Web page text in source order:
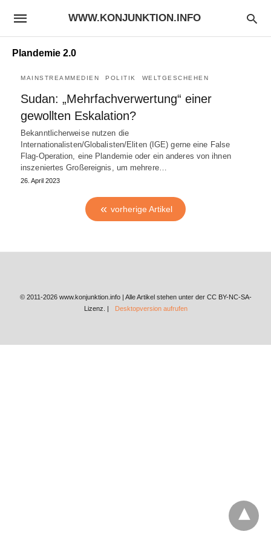
WWW.KONJUNKTION.INFO
Plandemie 2.0
MAINSTREAMMEDIEN POLITIK WELTGESCHEHEN
Sudan: „Mehrfachverwertung“ einer
gewollten Eskalation?
Bekanntlicherweise nutzen die
Internationalisten/Globalisten/Eliten (IGE) gerne eine False
Flag-Operation, eine Plandemie oder ein anderes von ihnen
inszeniertes Großereignis, um mehrere…
26. April 2023
vorherige Artikel
© 2011-2026 www.konjunktion.info | Alle Artikel stehen unter der CC BY-NC-SA-
Lizenz. |
Desktopversion aufrufen